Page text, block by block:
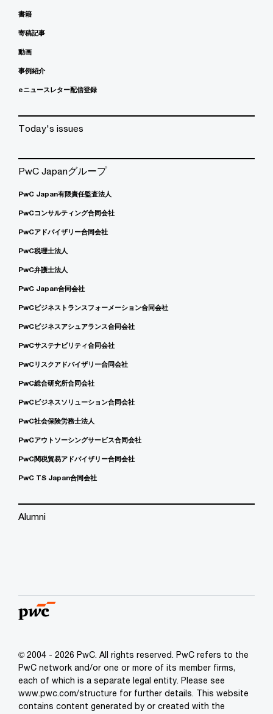
書籍
寄稿記事
動画
事例紹介
eニュースレター配信登録
Today's issues
PwC Japanグループ
PwC Japan有限責任監査法人
PwCコンサルティング合同会社
PwCアドバイザリー合同会社
PwC税理士法人
PwC弁護士法人
PwC Japan合同会社
PwCビジネストランスフォーメーション合同会社
PwCビジネスアシュアランス合同会社
PwCサステナビリティ合同会社
PwCリスクアドバイザリー合同会社
PwC総合研究所合同会社
PwCビジネスソリューション合同会社
PwC社会保険労務士法人
PwCアウトソーシングサービス合同会社
PwC関税貿易アドバイザリー合同会社
PwC TS Japan合同会社
Alumni
© 2004 - 2026 PwC. All rights reserved. PwC refers to the
PwC network and/or one or more of its member firms,
each of which is a separate legal entity. Please see
www.pwc.com/structure for further details. This website
contains content generated by or created with the